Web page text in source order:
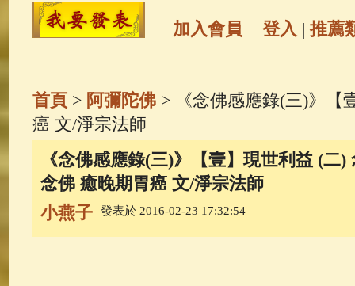
高僧故事 (141) 放生護生 (133)
一切如來心秘密全身舍利寶篋印
釋迦牟尼佛傳 (69) 生活禪(69)
善財童子五十三參(57)
加入會員 登入 | 推薦
首頁> 阿彌陀佛> 《念佛感應錄(三)》【
癌 文/淨宗法師
《念佛感應錄(三)》【壹】現世利益 (二
念佛 癒晚期胃癌 文/淨宗法師
小燕子
發表於 2016-02-23 17:32:54